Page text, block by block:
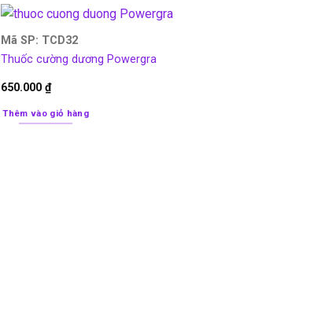
Mã SP: TCD32
Thuốc cường dương Powergra
650.000 ₫
Thêm vào giỏ hàng